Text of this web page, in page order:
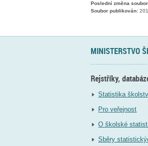
Poslední změna
Soubor publikován:
MINISTERSTVO
Rejstříky,
Statistika
Pro veřejnost
O školské
Sběry